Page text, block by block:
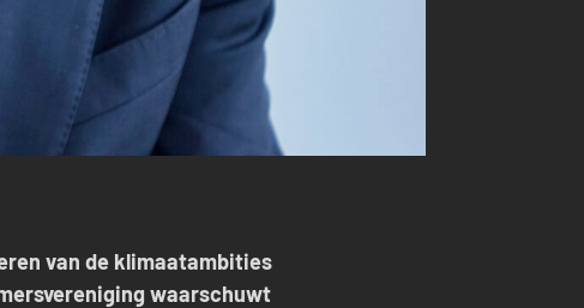
van de klimaatambities
waarschuwt